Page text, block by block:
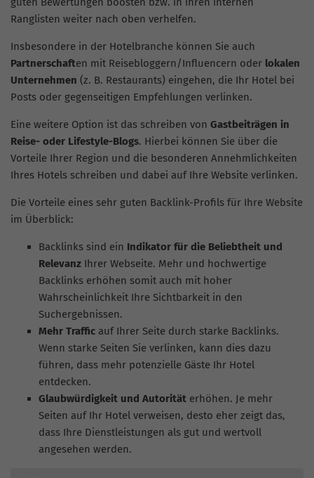
Ranglisten weiter nach oben verhelfen.
Insbesondere in der Hotelbranche können Sie auch
Partnerschaften mit Reisebloggern/Influencern oder lokalen
Unternehmen (z. B. Restaurants) eingehen, die Ihr Hotel bei
Posts oder gegenseitigen Empfehlungen verlinken.
Eine weitere Option ist das schreiben von Gastbeiträgen in
Reise- oder Lifestyle-Blogs. Hierbei können Sie über die
Vorteile Ihrer Region und die besonderen Annehmlichkeiten
Ihres Hotels schreiben und dabei auf Ihre Website verlinken.
Die Vorteile eines sehr guten Backlink-Profils für Ihre Website
im Überblick:
Backlinks sind ein Indikator für die Beliebtheit und
Relevanz Ihrer Webseite. Mehr und hochwertige
Backlinks erhöhen somit auch mit hoher
Wahrscheinlichkeit Ihre Sichtbarkeit in den
Suchergebnissen.
Mehr Traffic auf Ihrer Seite durch starke Backlinks.
Wenn starke Seiten Sie verlinken, kann dies dazu
führen, dass mehr potenzielle Gäste Ihr Hotel
entdecken.
Glaubwürdigkeit und Autorität erhöhen. Je mehr
Seiten auf Ihr Hotel verweisen, desto eher zeigt das,
dass Ihre Dienstleistungen als gut und wertvoll
angesehen werden.